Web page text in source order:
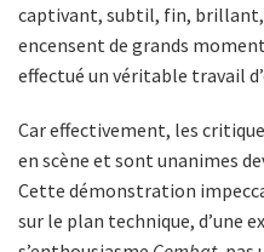
captivant, subtil, fin,
encensent de grands
effectué un véritable travail
Car effectivement, les
en scène et sont unanimes
Cette démonstration
sur le plan technique, d’une